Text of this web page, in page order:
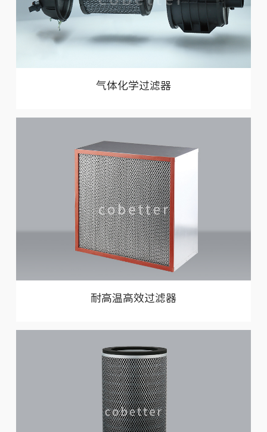
气体化学过滤器
耐高温高效过滤器